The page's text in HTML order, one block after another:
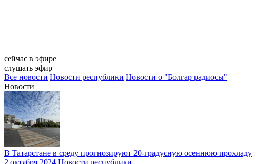
сейчас в эфире
слушать эфир
Все новости Новости республики Новости о "Болгар радиосы"
Новости
В Татарстане в среду прогнозируют 20-градусную осеннюю прохладу